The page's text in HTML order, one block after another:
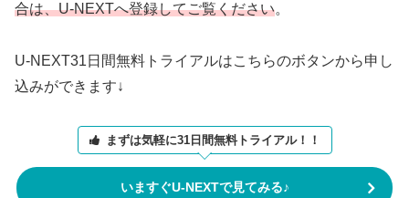
合は、U-NEXTへ登録してご覧ください。
U-NEXT31日間無料トライアルはこちらのボタンから申し
込みができます↓
まずは気軽に31日間無料トライアル！！
いますぐU-NEXTで見てみる♪